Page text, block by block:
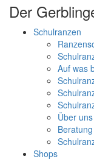
Der
Schulranzen
Auf was
Über uns
Shops